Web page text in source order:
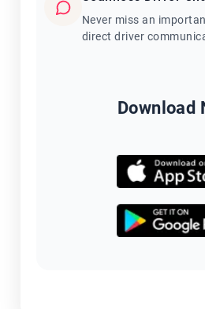
Never miss an
direct driver
Download